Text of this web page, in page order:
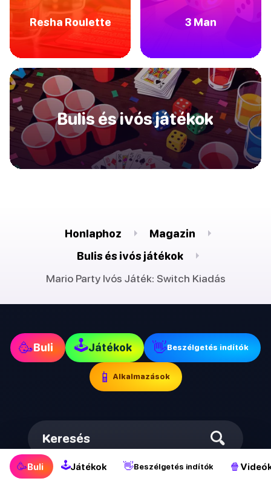
🥳Buli 🕹Játékok 👋Beszélgetés indítók 🍿
Resha Roulette 3 Man
Bulis és ivós játékok
Honlaphoz
Magazin
Bulis és ivós játékok
Mario Party Ivós Játék: Switch Kiadás
🥳Buli 🕹Játékok 👋Beszélgetés indítók
📱 Alkalmazások
Keresés